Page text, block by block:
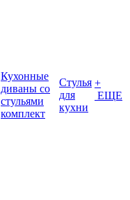
Кухонные
диваны со
стульями
комплект
Стулья
для
кухни
+
ЕЩЕ